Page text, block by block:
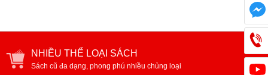
NHIỀU THỂ LOẠI SÁCH
Sách cũ đa dạng, phong phú nhiều chủng loại